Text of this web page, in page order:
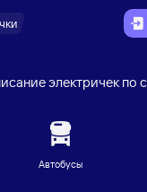
электричек по
Автобусы